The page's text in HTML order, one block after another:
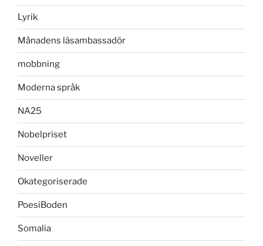
Lyrik
Månadens läsambassadör
mobbning
Moderna språk
NA25
Nobelpriset
Noveller
Okategoriserade
PoesiBoden
Somalia